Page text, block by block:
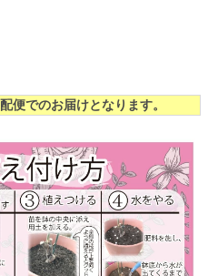
便でのお届けとなります。